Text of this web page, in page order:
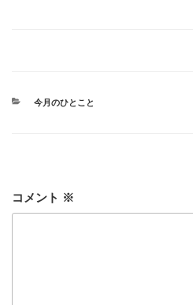
カ
今月のひとこと
コメント ※